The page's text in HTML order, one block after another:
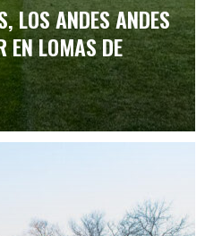
LOS ANDES ANDES
EN LOMAS DE